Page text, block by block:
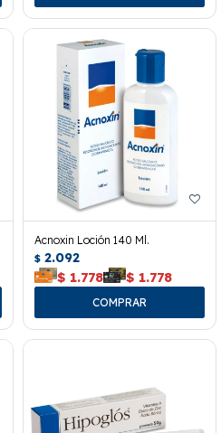
Acnoxin Loción 140 Ml.
$ 2.092
$ 1.778 $ 1.778